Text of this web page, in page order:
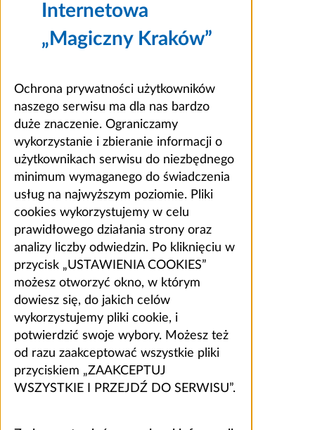
Internetowa
„Magiczny Kraków”
Ochrona prywatności użytkowników
naszego serwisu ma dla nas bardzo
duże znaczenie. Ograniczamy
wykorzystanie i zbieranie informacji o
użytkownikach serwisu do niezbędnego
minimum wymaganego do świadczenia
usług na najwyższym poziomie. Pliki
cookies wykorzystujemy w celu
prawidłowego działania strony oraz
analizy liczby odwiedzin. Po kliknięciu w
przycisk „USTAWIENIA COOKIES”
możesz otworzyć okno, w którym
dowiesz się, do jakich celów
wykorzystujemy pliki cookie, i
potwierdzić swoje wybory. Możesz też
od razu zaakceptować wszystkie pliki
przyciskiem „ZAAKCEPTUJ
WSZYSTKIE I PRZEJDŹ DO SERWISU”.